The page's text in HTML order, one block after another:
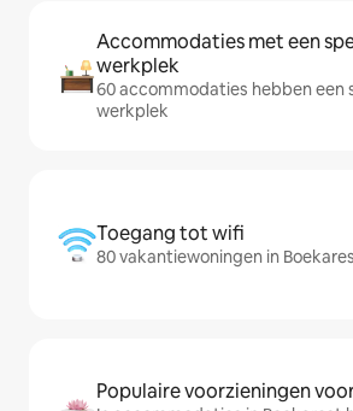
Accommodaties met een
werkplek
60 accommodaties hebben een
werkplek
Toegang tot wifi
80 vakantiewoningen in
Populaire voorzieningen